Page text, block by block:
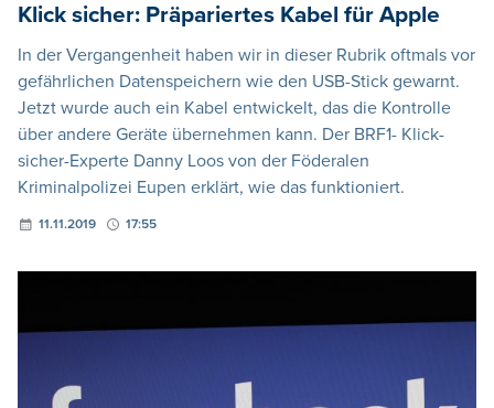
Klick sicher: Präpariertes Kabel für Apple
In der Vergangenheit haben wir in dieser Rubrik oftmals vor
gefährlichen Datenspeichern wie den USB-Stick gewarnt.
Jetzt wurde auch ein Kabel entwickelt, das die Kontrolle
über andere Geräte übernehmen kann. Der BRF1- Klick-
sicher-Experte Danny Loos von der Föderalen
Kriminalpolizei Eupen erklärt, wie das funktioniert.
11.11.2019 17:55